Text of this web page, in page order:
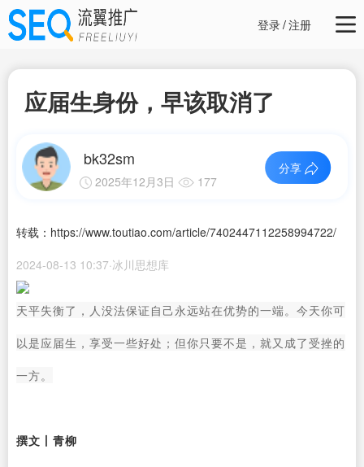
登录/注册
应届生身份，早该取消了
bk32sm
2025年12月3日 177
分享
转载：https://www.toutiao.com/article/7402447112258994722/
2024-08-13 10:37·冰川思想库
天平失衡了，人没法保证自己永远站在优势的一端。今天你可
以是应届生，享受一些好处；但你只要不是，就又成了受挫的
一方。
撰文丨青柳